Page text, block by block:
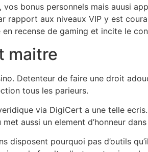
bonus personnels mais auusi
rapport aux niveaux VIP y est
recense de gaming et incite le
maitre
Detenteur de faire une droit
tous les parieurs.
via DigiCert a une telle
aussi un element d’honneur
pourquoi pas d’outils